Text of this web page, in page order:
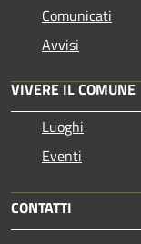
Comunicati
Avvisi
VIVERE IL COMUNE
Luoghi
Eventi
CONTATTI